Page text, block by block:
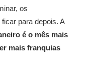
os
para depois. A
é o mês mais
mais franquias